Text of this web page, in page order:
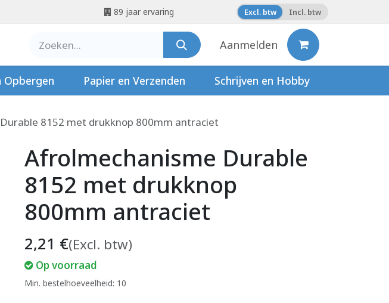
89 jaar ervaring Excl. btw Incl. btw
Aanmelden
Opbergen Papier en Verzenden Schrijven en Hobby
8152 met drukknop 800mm antraciet
Afrolmechanisme Durable
8152 met drukknop
800mm antraciet
2,21 €(Excl. btw)
Op voorraad
Min. bestelhoeveelheid: 10